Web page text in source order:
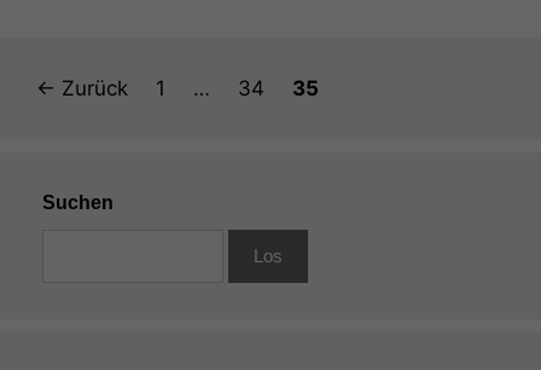
← Zurück Seite
1 … Seite
34 Seite
35
Suchen
deaktivieren,